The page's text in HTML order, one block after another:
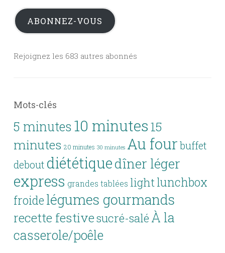
mail
ABONNEZ-VOUS
Rejoignez les 683 autres abonnés
Mots-clés
5 minutes 10 minutes15
minutes 20 minutes 30 minutes Au fourbuffet
debout diététiquedîner léger
express grandes tablées lightlunchbox
froide légumes gourmands
recette festivesucré-salé À la
casserole/poêle